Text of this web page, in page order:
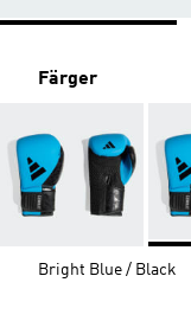
Färger
Bright Blue / Black